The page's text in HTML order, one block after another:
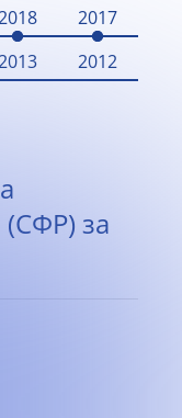
2017
2012
за